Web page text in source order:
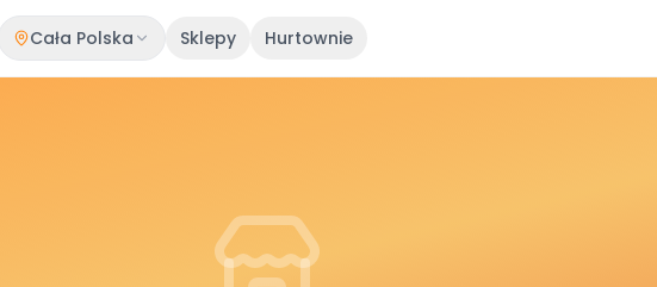
Cała Polska Sklepy Hurtownie